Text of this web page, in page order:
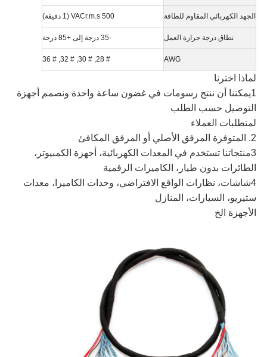
الجهد الكهربائي المقاوم للطاقة 500 VACr.m.s (1 دقيقة)
نطاق درجة حرارة العمل -35 درجة إلى +85 درجة
AWG
# 28, # 30, # 32, # 36
لماذا اخترنا
1يمكننا أن ننتج رسومات في غضون ساعة واحدة ونصمم أجهزة
التوصيل حسب الطلب
لمتطلبات العملاء
2. المتوفرة المرفق الأصلي أو المرفق المكافئ
3منتجاتنا تستخدم في المعدات الكهربائية، أجهزة الكمبيوتر،
الطائرات بدون طيار، الكاميرات الرقمية
4شاشات، نظارات الواقع الافتراضي، وحدات الكاميرا، معدات
ستيريو، السيارات، المنازل
الأجهزة الخ